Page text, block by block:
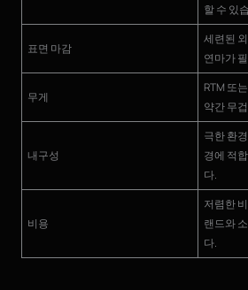
할 수 있
표면 마감
세련된
연마가
무게
RTM 또
약간 무
내구성
극한 환
경에 적
다.
비용
저렴한
랜드와
다.